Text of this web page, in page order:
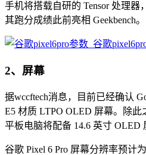
手机将搭载自研的 Tensor 处理器
其跑分成绩此前亮相 Geekbench。
2、屏幕
据wccftech消息，目前已经确认
E5 材质 LTPO OLED 屏幕。除此
平板电脑将配备 14.6 英寸 OLED
谷歌 Pixel 6 Pro 屏幕分辨率预计